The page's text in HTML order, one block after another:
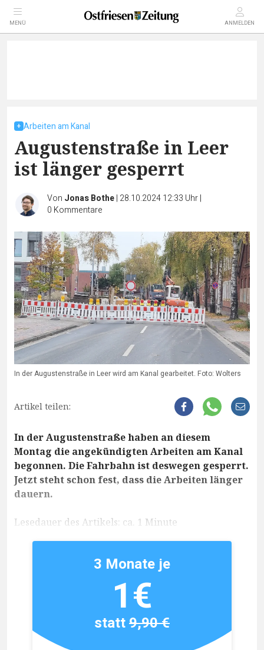
MENÜ ANMELDEN
Arbeiten am Kanal
Augustenstraße in Leer
ist länger gesperrt
Von Jonas Bothe| 28.10.2024 12:33 Uhr|
0 Kommentare
In der Augustenstraße in Leer wird am Kanal gearbeitet. Foto: Wolters
Artikel teilen:
In der Augustenstraße haben an diesem
Montag die angekündigten Arbeiten am Kanal
begonnen. Die Fahrbahn ist deswegen gesperrt.
Jetzt steht schon fest, dass die Arbeiten länger
dauern.
Lesedauer des Artikels: ca. 1 Minute
3 Monate je
1€
statt9,90 €